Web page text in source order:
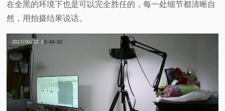
在全黑的环境下也是可以完全胜任的，每一处细节都清晰自
然，用拍摄结果说话。